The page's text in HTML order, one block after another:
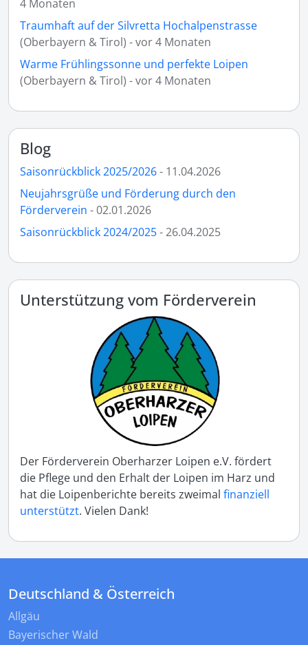
4 Monaten
Traumhaft auf der Silvretta Hochalpenstrasse
(Oberbayern & Tirol) - vor 4 Monaten
Warme Frühlingssonne und perfekte Loipen
(Oberbayern & Tirol) - vor 4 Monaten
Blog
Saisonrückblick 2025/2026- 11.04.2026
Neujahrsgrüße und Förderung durch den
Förderverein - 02.01.2026
Saisonrückblick 2024/2025- 26.04.2025
Unterstützung vom Förderverein
Der Förderverein Oberharzer Loipen e.V. fördert
die Pflege und den Erhalt der Loipen im Harz und
hat die Loipenberichte bereits zweimal finanziell
unterstützt. Vielen Dank!
Deutschland & Österreich
Allgäu
Bayerischer Wald